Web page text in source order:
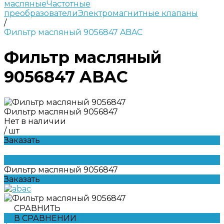
масляныеЧастотные
преобразователиЭлектромагнитные клапаны
/
Фильтр масляный 9056847 ABAC
Фильтр масляный
9056847 ABAC
Фильтр масляный 9056847
Нет в наличии
/ шт
Заказать
Фильтр масляный 9056847
Заказать
СРАВНИТЬ
В СРАВНЕНИИ